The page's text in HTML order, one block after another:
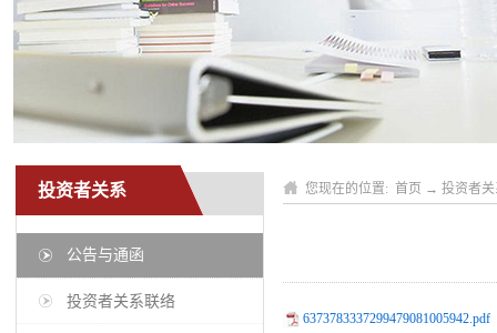
投资者关系
公告与通函
投资者关系联络
您现在的位置: 首页 → 投资者
6373783337299479081005942.pdf